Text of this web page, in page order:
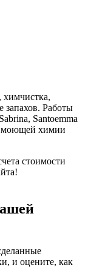
химчистка,
запахов. Работы
Santoemma
моющей химии
стоимости
и оцените, как